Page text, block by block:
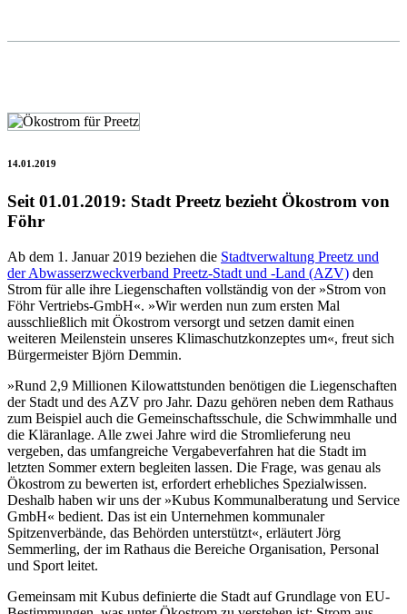
14.01.2019
Seit 01.01.2019: Stadt Preetz bezieht Ökostrom von
Föhr
Ab dem 1. Januar 2019 beziehen die Stadtverwaltung Preetz und
der Abwasserzweckverband Preetz-Stadt und -Land (AZV) den
Strom für alle ihre Liegenschaften vollständig von der »Strom von
Föhr Vertriebs-GmbH«. »Wir werden nun zum ersten Mal
ausschließlich mit Ökostrom versorgt und setzen damit einen
weiteren Meilenstein unseres Klimaschutzkonzeptes um«, freut sich
Bürgermeister Björn Demmin.
»Rund 2,9 Millionen Kilowattstunden benötigen die Liegenschaften
der Stadt und des AZV pro Jahr. Dazu gehören neben dem Rathaus
zum Beispiel auch die Gemeinschaftsschule, die Schwimmhalle und
die Kläranlage. Alle zwei Jahre wird die Stromlieferung neu
vergeben, das umfangreiche Vergabeverfahren hat die Stadt im
letzten Sommer extern begleiten lassen. Die Frage, was genau als
Ökostrom zu bewerten ist, erfordert erhebliches Spezialwissen.
Deshalb haben wir uns der »Kubus Kommunalberatung und Service
GmbH« bedient. Das ist ein Unternehmen kommunaler
Spitzenverbände, das Behörden unterstützt«, erläutert Jörg
Semmerling, der im Rathaus die Bereiche Organisation, Personal
und Sport leitet.
Gemeinsam mit Kubus definierte die Stadt auf Grundlage von EU-